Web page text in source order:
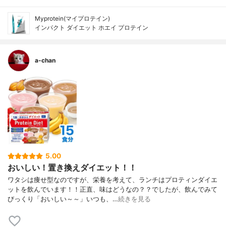
Myprotein(マイプロテイン)
インパクト ダイエット ホエイ プロテイン
a-chan
5.00
おいしい！置き換えダイエット！！
ワタシは痩せ型なのですが、栄養を考えて、ランチはプロティンダイエ
ットを飲んでいます！！正直、味はどうなの？？でしたが、飲んでみて
びっくり「おいしい～～」いつも、…続きを見る